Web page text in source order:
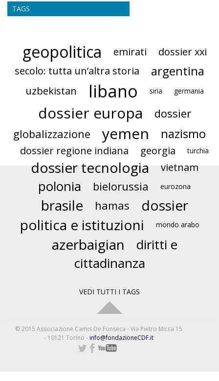
TAGS
geopolitica emirati
dossier xxi
secolo: tutta un’altra storia
argentina
uzbekistan libano siria germania
dossier europa
dossier
globalizzazione
yemen nazismo
dossier regione indiana georgia turchia
dossier tecnologia vietnam
polonia bielorussia eurozona
brasile hamas
dossier
politica e istituzioni
mondo arabo
azerbaigian
diritti e
cittadinanza
VEDI TUTTI I TAGS
© 2015 Associazione Camis De Fonseca - Via Pietro Micca 15
- 10121 Torino - info@fondazioneCDF.it